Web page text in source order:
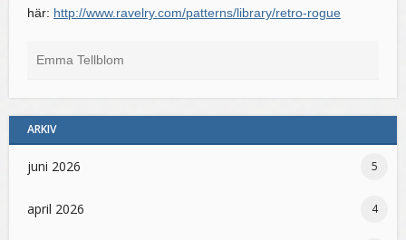
här: http://www.ravelry.com/patterns/library/retro-rogue
Emma Tellblom
ARKIV
juni 2026 5
april 2026 4